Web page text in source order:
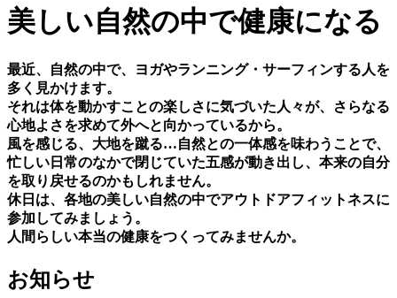
美しい⾃然の中で健康になる
最近、⾃然の中で、ヨガやランニング・サーフィンする⼈を
多く⾒かけます。
それは体を動かすことの楽しさに気づいた⼈々が、さらなる
⼼地よさを求めて外へと向かっているから。
⾵を感じる、⼤地を蹴る…⾃然との⼀体感を味わうことで、
忙しい⽇常のなかで閉じていた五感が動き出し、本来の⾃分
を取り戻せるのかもしれません。
休⽇は、各地の美しい⾃然の中でアウトドアフィットネスに
参加してみましょう。
⼈間らしい本当の健康をつくってみませんか。
お知らせ